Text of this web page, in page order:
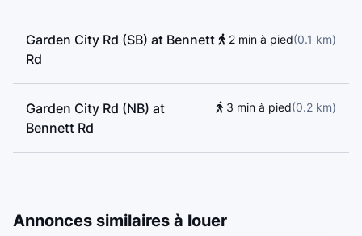
Garden City Rd (SB) at Bennett
Rd
2 min à pied(0.1 km)
Garden City Rd (NB) at
Bennett Rd
3 min à pied(0.2 km)
Annonces similaires à louer